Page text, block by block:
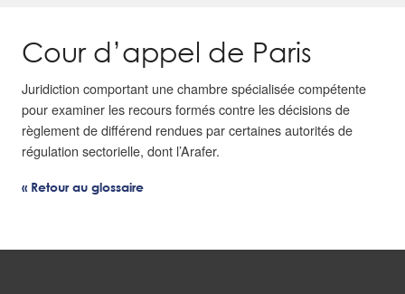
Cour d’appel de Paris
Juridiction comportant une chambre spécialisée compétente
pour examiner les recours formés contre les décisions de
règlement de différend rendues par certaines autorités de
régulation sectorielle, dont l’Arafer.
« Retour au glossaire